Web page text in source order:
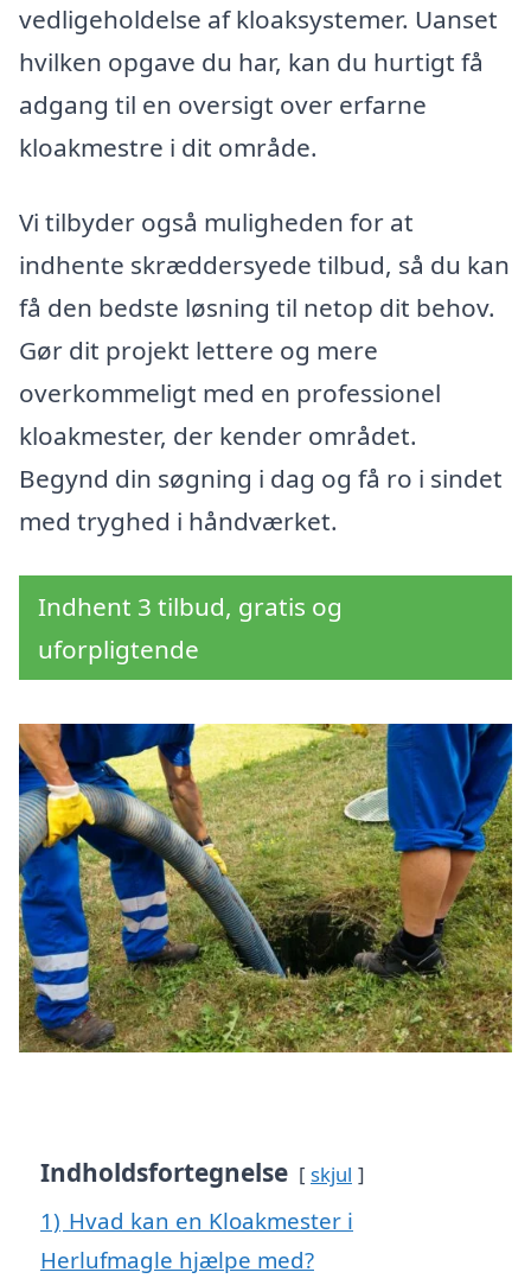
vedligeholdelse af kloaksystemer. Uanset
hvilken opgave du har, kan du hurtigt få
adgang til en oversigt over erfarne
kloakmestre i dit område.
Vi tilbyder også muligheden for at
indhente skræddersyede tilbud, så du kan
få den bedste løsning til netop dit behov.
Gør dit projekt lettere og mere
overkommeligt med en professionel
kloakmester, der kender området.
Begynd din søgning i dag og få ro i sindet
med tryghed i håndværket.
Indhent 3 tilbud, gratis og
uforpligtende
Indholdsfortegnelse skjul
1) Hvad kan en Kloakmester i
Herlufmagle hjælpe med?